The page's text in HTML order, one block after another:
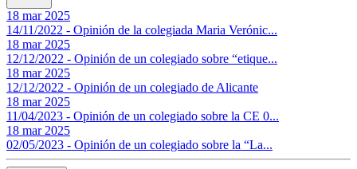
18 mar 2025
14/11/2022 - Opinión de la colegiada Maria Verónic...
18 mar 2025
12/12/2022 - Opinión de un colegiado sobre “etique...
18 mar 2025
12/12/2022 - Opinión de un colegiado de Alicante
18 mar 2025
11/04/2023 - Opinión de un colegiado sobre la CE 0...
18 mar 2025
02/05/2023 - Opinión de un colegiado sobre la “La...